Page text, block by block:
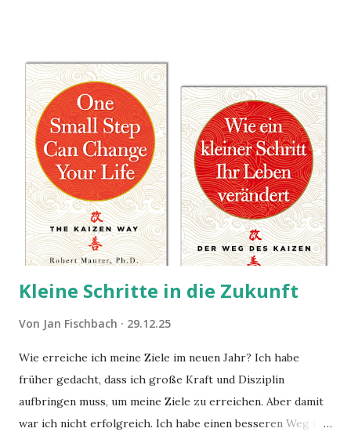
Kleine Schritte in die Zukunft
Von Jan Fischbach 29.12.25
Wie erreiche ich meine Ziele im neuen Jahr? Ich habe
früher gedacht, dass ich große Kraft und Disziplin
aufbringen muss, um meine Ziele zu erreichen. Aber damit
war ich nicht erfolgreich. Ich habe einen besseren Weg in